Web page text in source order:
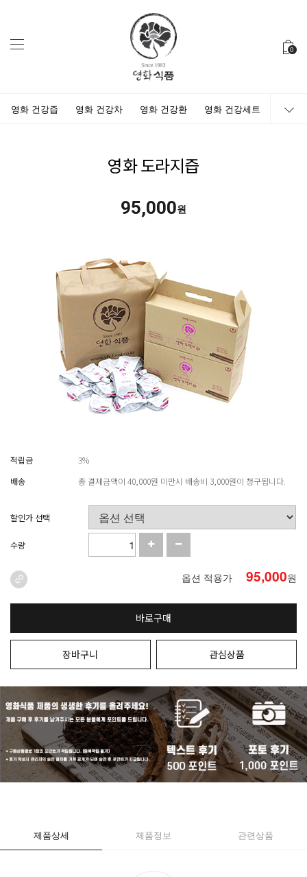
0
영화 건강즙 영화 건강차 영화 건강환 영화 건강세트
영화 도라지즙
95,000원
적립금
3%
배송
총 결제금액이 40,000원 미만시 배송비 3,000원이 청구됩니다.
할인가 선택
수량
옵션 적용가 95,000원
바로구매
장바구니 관심상품
제품상세 제품정보 관련상품